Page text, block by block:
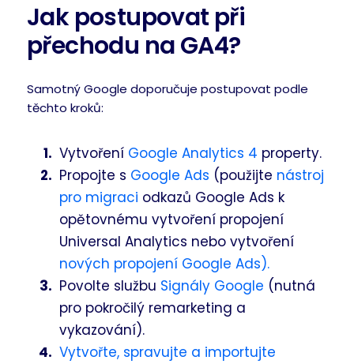
Jak postupovat při
přechodu na GA4?
Samotný Google doporučuje postupovat podle
těchto kroků:
Vytvoření Google Analytics 4 property.
Propojte s Google Ads (použijte nástroj
pro migraci odkazů Google Ads k
opětovnému vytvoření propojení
Universal Analytics nebo vytvoření
nových propojení Google Ads).
Povolte službu Signály Google (nutná
pro pokročilý remarketing a
vykazování).
Vytvořte, spravujte a importujte